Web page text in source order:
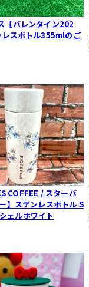
【バレンタイン202
スボトル355mlのご
COFFEE / スターバ
】ステンレスボトル S
ェルホワイト